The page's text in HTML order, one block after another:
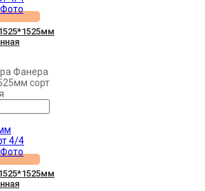
Фанера
сорт